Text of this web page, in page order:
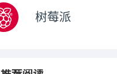
树莓派